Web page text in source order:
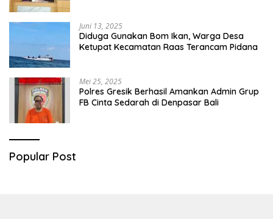
Juni 13, 2025
Diduga Gunakan Bom Ikan, Warga Desa
Ketupat Kecamatan Raas Terancam Pidana
Mei 25, 2025
Polres Gresik Berhasil Amankan Admin Grup
FB Cinta Sedarah di Denpasar Bali
Popular Post